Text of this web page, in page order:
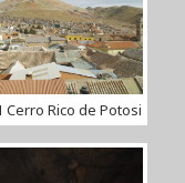
Cerro Rico de Potosi